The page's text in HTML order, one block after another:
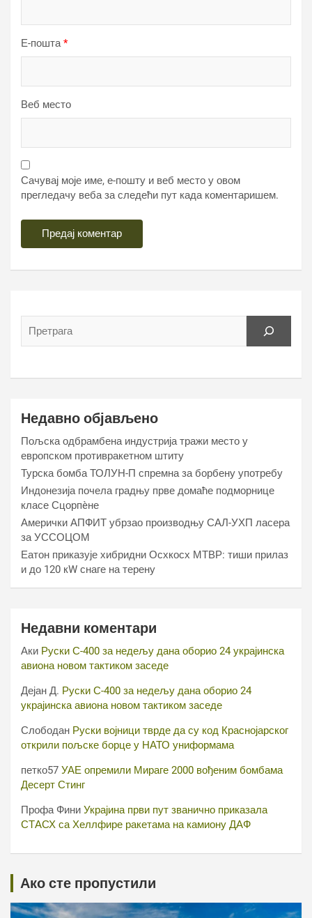
Е-пошта*
Веб место
Сачувај моје име, е-пошту и веб место у овом
прегледачу веба за следећи пут када коментаришем.
Недавно објављено
Пољска одбрамбена индустрија тражи место у
европском противракетном штиту
Турска бомба ТОЛУН-П спремна за борбену употребу
Индонезија почела градњу прве домаће подморнице
класе Сцорпèне
Амерички АПФИТ убрзао производњу САЛ-УХП ласера
за УССОЦОМ
Еатон приказује хибридни Осхкосх МТВР: тиши прилаз
и до 120 кW снаге на терену
Недавни коментари
Аки Руски С-400 за недељу дана оборио 24 украјинска
авиона новом тактиком заседе
Дејан Д. Руски С-400 за недељу дана оборио 24
украјинска авиона новом тактиком заседе
Слободан Руски војници тврде да су код Краснојарског
открили пољске борце у НАТО униформама
петко57 УАЕ опремили Мираге 2000 вођеним бомбама
Десерт Стинг
Профа Фини Украјина први пут званично приказала
СТАСХ са Хеллфире ракетама на камиону ДАФ
Ако сте пропустили